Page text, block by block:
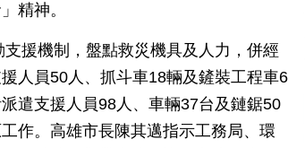
精神。
援機制，盤點救災機具及人力，併經
人員50人、抓斗車18輛及鏟裝工程車6
遣支援人員98人、車輛37台及鏈鋸50
作。高雄市長陳其邁指示工務局、環